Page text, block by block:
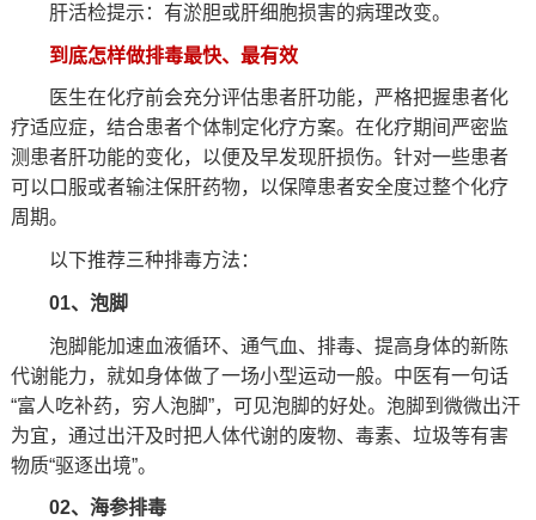
肝活检提示：有淤胆或肝细胞损害的病理改变。
到底怎样做排毒最快、最有效
医生在化疗前会充分评估患者肝功能，严格把握患者化
疗适应症，结合患者个体制定化疗方案。在化疗期间严密监
测患者肝功能的变化，以便及早发现肝损伤。针对一些患者
可以口服或者输注保肝药物，以保障患者安全度过整个化疗
周期。
以下推荐三种排毒方法：
01、泡脚
泡脚能加速血液循环、通气血、排毒、提高身体的新陈
代谢能力，就如身体做了一场小型运动一般。中医有一句话
“富人吃补药，穷人泡脚”，可见泡脚的好处。泡脚到微微出汗
为宜，通过出汗及时把人体代谢的废物、毒素、垃圾等有害
物质“驱逐出境”。
02、海参排毒